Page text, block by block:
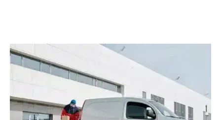
Location Véhicule Camion
Utilitaire pour tous vos besoin
Camion camionnette
(Photo non contractuelle)